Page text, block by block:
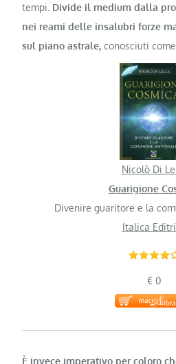
tempi. Divide il medium dalla
nei reami delle insalubri forze
sul piano astrale, conosciuti
Nicolò Di
Guarigione
Divenire guaritore e la
Italica
€ 0
È invece imperativo per coloro